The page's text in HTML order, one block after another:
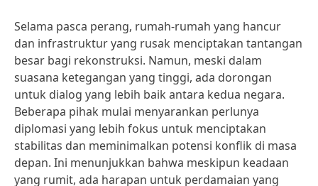
Selama pasca perang, rumah-rumah yang hancur
dan infrastruktur yang rusak menciptakan tantangan
besar bagi rekonstruksi. Namun, meski dalam
suasana ketegangan yang tinggi, ada dorongan
untuk dialog yang lebih baik antara kedua negara.
Beberapa pihak mulai menyarankan perlunya
diplomasi yang lebih fokus untuk menciptakan
stabilitas dan meminimalkan potensi konflik di masa
depan. Ini menunjukkan bahwa meskipun keadaan
yang rumit, ada harapan untuk perdamaian yang